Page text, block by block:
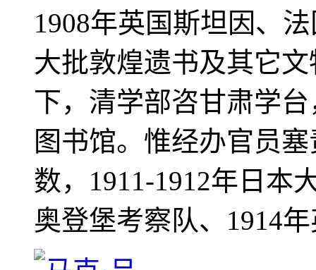
1908年英国斯坦因、
大批敦煌遗书及其它
下，清学部咨甘肃学
图书馆。惟经办官员
数，1911-1912年日本
奥登堡考察队、1914